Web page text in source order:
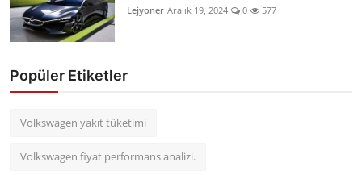
Lejyoner Aralık 19, 2024 0 577
Popüler Etiketler
Volkswagen yakıt tüketimi
Volkswagen fiyat performans analizi.